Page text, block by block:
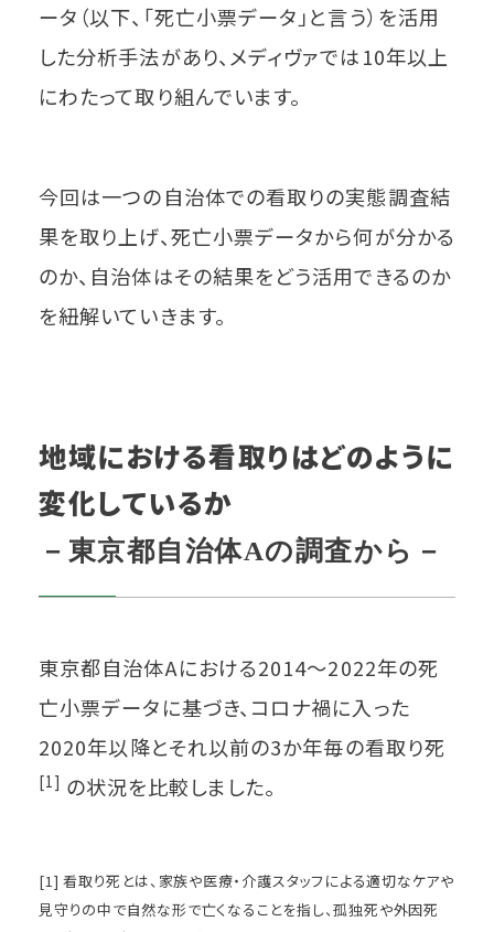
ータ（以下、「死亡小票データ」と言う）を活用
した分析手法があり、メディヴァでは10年以上
にわたって取り組んでいます。
今回は一つの自治体での看取りの実態調査結
果を取り上げ、死亡小票データから何が分かる
のか、自治体はその結果をどう活用できるのか
を紐解いていきます。
地域における看取りはどのように
変化しているか
－東京都自治体Aの調査から－
東京都自治体Aにおける2014〜2022年の死
亡小票データに基づき、コロナ禍に入った
2020年以降とそれ以前の3か年毎の看取り死
[1] の状況を比較しました。
[1] 看取り死とは、家族や医療・介護スタッフによる適切なケアや
見守りの中で自然な形で亡くなることを指し、孤独死や外因死